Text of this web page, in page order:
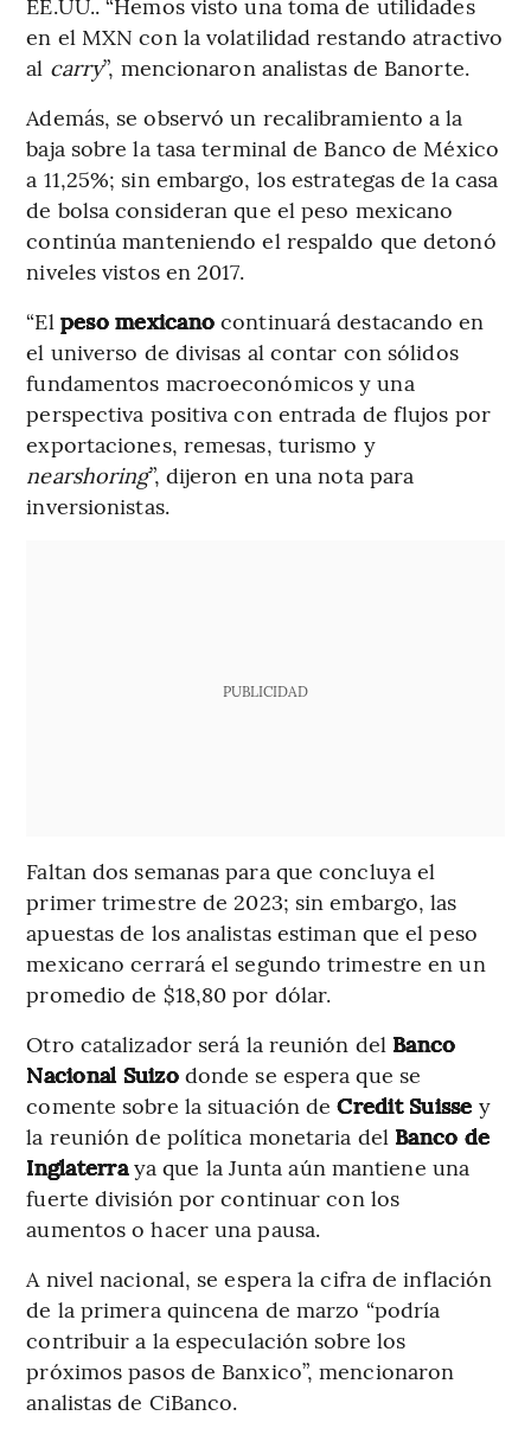
en el MXN con la volatilidad restando atractivo
al carry”, mencionaron analistas de Banorte.
Además, se observó un recalibramiento a la
baja sobre la tasa terminal de Banco de México
a 11,25%; sin embargo, los estrategas de la casa
de bolsa consideran que el peso mexicano
continúa manteniendo el respaldo que detonó
niveles vistos en 2017.
“Elpeso mexicano continuará destacando en
el universo de divisas al contar con sólidos
fundamentos macroeconómicos y una
perspectiva positiva con entrada de flujos por
exportaciones, remesas, turismo y
nearshoring”, dijeron en una nota para
inversionistas.
PUBLICIDAD
Faltan dos semanas para que concluya el
primer trimestre de 2023; sin embargo, las
apuestas de los analistas estiman que el peso
mexicano cerrará el segundo trimestre en un
promedio de $18,80 por dólar.
Otro catalizador será la reunión del Banco
Nacional Suizodonde se espera que se
comente sobre la situación deCredit Suisse y
la reunión de política monetaria del Banco de
Inglaterraya que la Junta aún mantiene una
fuerte división por continuar con los
aumentos o hacer una pausa.
A nivel nacional, se espera la cifra de inflación
de la primera quincena de marzo “podría
contribuir a la especulación sobre los
próximos pasos de Banxico”, mencionaron
analistas de CiBanco.